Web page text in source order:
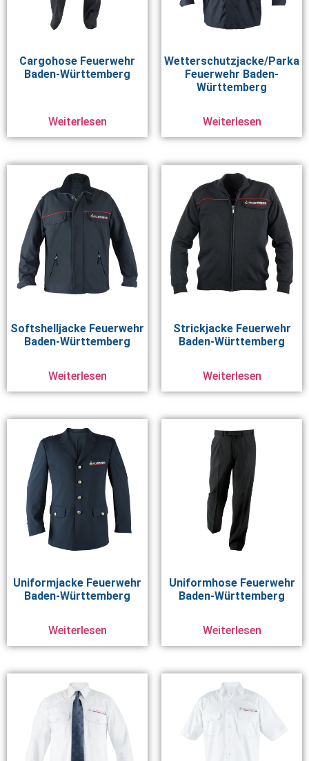
Cargohose Feuerwehr
Baden-Württemberg
Weiterlesen
Wetterschutzjacke/Parka
Feuerwehr Baden-
Württemberg
Weiterlesen
Softshelljacke Feuerwehr
Baden-Württemberg
Weiterlesen
Strickjacke Feuerwehr
Baden-Württemberg
Weiterlesen
Uniformjacke Feuerwehr
Baden-Württemberg
Weiterlesen
Uniformhose Feuerwehr
Baden-Württemberg
Weiterlesen